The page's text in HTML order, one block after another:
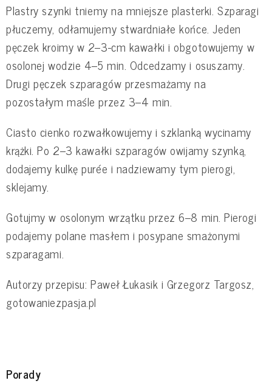
Plastry szynki tniemy na mniejsze plasterki. Szparagi
płuczemy, odłamujemy stwardniałe końce. Jeden
pęczek kroimy w 2–3-cm kawałki i obgotowujemy w
osolonej wodzie 4–5 min. Odcedzamy i osuszamy.
Drugi pęczek szparagów przesmażamy na
pozostałym maśle przez 3–4 min.
Ciasto cienko rozwałkowujemy i szklanką wycinamy
krążki. Po 2–3 kawałki szparagów owijamy szynką,
dodajemy kulkę purée i nadziewamy tym pierogi,
sklejamy.
Gotujmy w osolonym wrzątku przez 6–8 min. Pierogi
podajemy polane masłem i posypane smażonymi
szparagami.
Autorzy przepisu: Paweł Łukasik i Grzegorz Targosz,
gotowaniezpasja.pl
Porady